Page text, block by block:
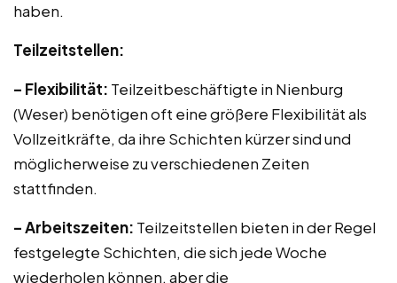
haben.
Teilzeitstellen:
– Flexibilität: Teilzeitbeschäftigte in Nienburg
(Weser) benötigen oft eine größere Flexibilität als
Vollzeitkräfte, da ihre Schichten kürzer sind und
möglicherweise zu verschiedenen Zeiten
stattfinden.
– Arbeitszeiten: Teilzeitstellen bieten in der Regel
festgelegte Schichten, die sich jede Woche
wiederholen können, aber die